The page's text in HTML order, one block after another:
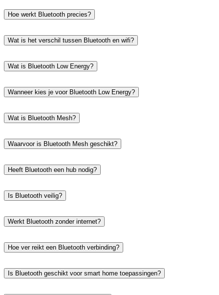
Hoe werkt Bluetooth precies?
Wat is het verschil tussen Bluetooth en wifi?
Wat is Bluetooth Low Energy?
Wanneer kies je voor Bluetooth Low Energy?
Wat is Bluetooth Mesh?
Waarvoor is Bluetooth Mesh geschikt?
Heeft Bluetooth een hub nodig?
Is Bluetooth veilig?
Werkt Bluetooth zonder internet?
Hoe ver reikt een Bluetooth verbinding?
Is Bluetooth geschikt voor smart home toepassingen?